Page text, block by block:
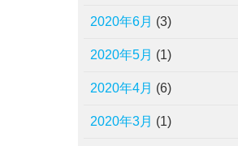
2020年6月 (3)
2020年5月 (1)
2020年4月 (6)
2020年3月 (1)